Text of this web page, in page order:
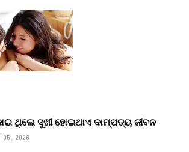
ଥିଲେ ସୁଖୀ ହୋଇଥାଏ ଦାମ୍ପତ୍ୟ ଜୀବନ
05, 2026